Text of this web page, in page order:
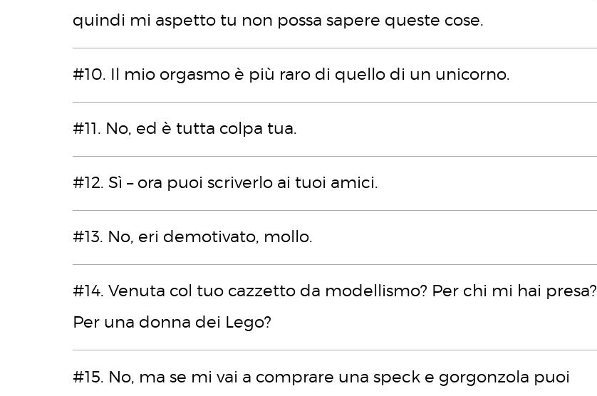
quindi mi aspetto tu non possa sapere queste cose.
#10. Il mio orgasmo è più raro di quello di un unicorno.
#11. No, ed è tutta colpa tua.
#12. Sì – ora puoi scriverlo ai tuoi amici.
#13. No, eri demotivato, mollo.
#14. Venuta col tuo cazzetto da modellismo? Per chi mi hai presa?
Per una donna dei Lego?
#15. No, ma se mi vai a comprare una speck e gorgonzola puoi